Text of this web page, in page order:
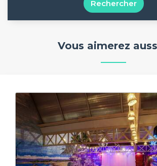
Rechercher
Vous aimerez